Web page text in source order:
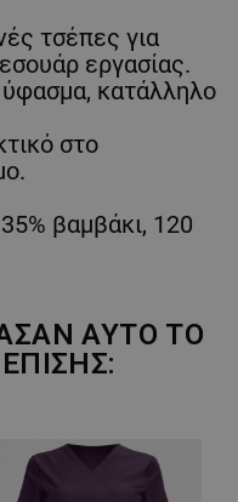
τσέπες για
εργασίας.
ύφασμα, κατάλληλο
στο
βαμβάκι, 120
ΑΥΤΌ ΤΟ